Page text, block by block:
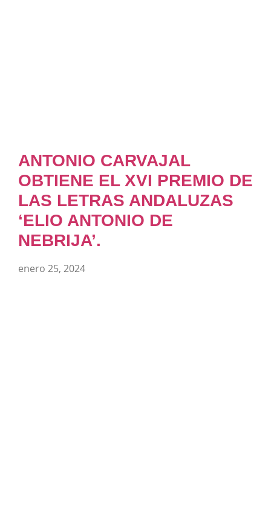
ANTONIO CARVAJAL
OBTIENE EL XVI PREMIO DE
LAS LETRAS ANDALUZAS
‘ELIO ANTONIO DE
NEBRIJA’.
enero 25, 2024